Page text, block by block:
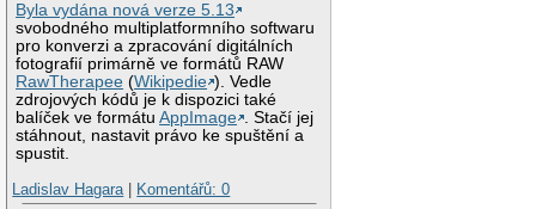
Byla vydána nová verze 5.13
svobodného multiplatformního softwaru
pro konverzi a zpracování digitálních
fotografií primárně ve formátů RAW
RawTherapee (Wikipedie ). Vedle
zdrojových kódů je k dispozici také
balíček ve formátuAppImage . Stačí jej
stáhnout, nastavit právo ke spuštění a
spustit.
Ladislav Hagara
Komentářů: 0